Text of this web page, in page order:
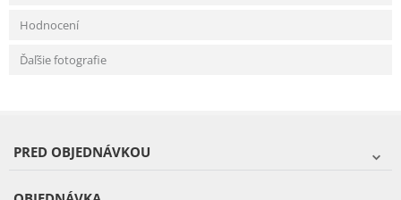
Hodnocení
Ďaľšie fotografie
PRED OBJEDNÁVKOU